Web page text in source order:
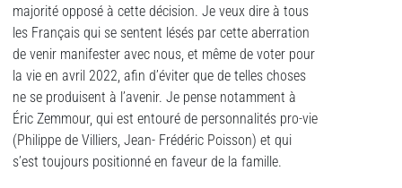
majorité opposé à cette décision. Je veux dire à tous
les Français qui se sentent lésés par cette aberration
de venir manifester avec nous, et même de voter pour
la vie en avril 2022, afin d’éviter que de telles choses
ne se produisent à l’avenir. Je pense notamment à
Éric Zemmour, qui est entouré de personnalités pro-vie
(Philippe de Villiers, Jean- Frédéric Poisson) et qui
s’est toujours positionné en faveur de la famille.